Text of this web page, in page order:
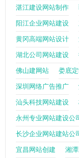
湛江建设网站制作
阳江企业网站建设
黄冈高端网站设计
湖北公司网站建设
佛山建网站 娄底
深圳网络广告推广
汕头科技网站建设
永州专业网站建设公
长沙企业网站建站公
宜昌网站创建 湘